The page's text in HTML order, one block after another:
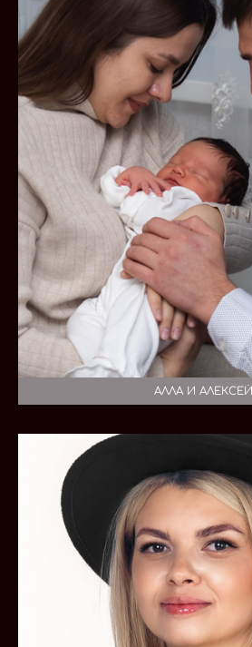
АЛЛА И АЛЕКСЕЙ